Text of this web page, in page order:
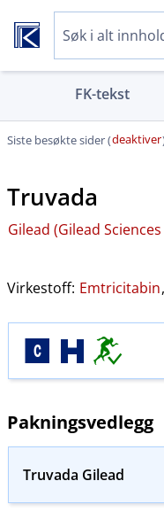
FK-tekst
Siste besøkte sider (deaktiver
Truvada
Gilead (Gilead
Virkestoff: Emtricitabin,
Pakningsvedlegg
Truvada Gilead